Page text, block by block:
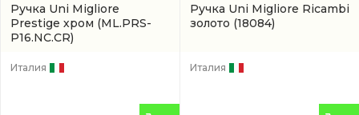
Ручка Uni Migliore
Prestige хром (ML.PRS-
P16.NC.CR)
Италия
Ручка Uni Migliore Ricambi
золото (18084)
Италия